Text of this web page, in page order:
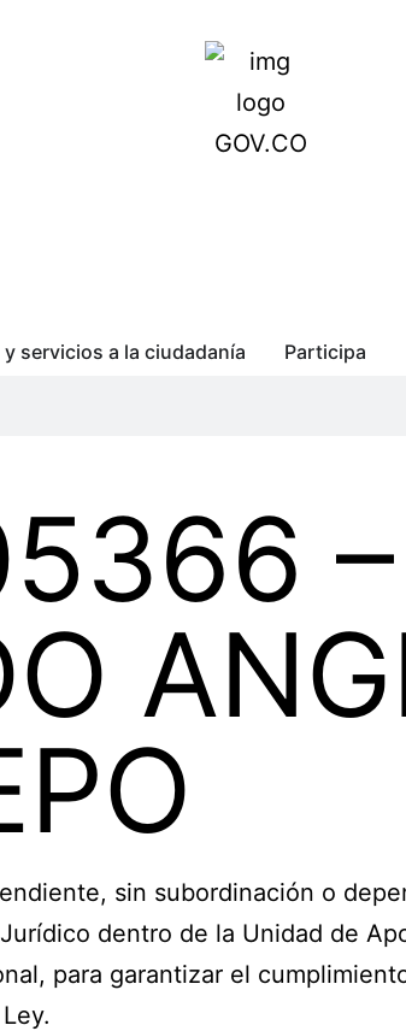
servicios a la ciudadanía Participa
–
sin subordinación o
dentro de la Unidad de
para garantizar el